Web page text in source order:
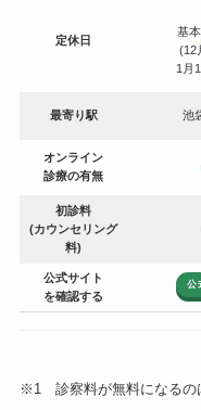
定休日
基
(12
1月
最寄り駅 池
オンライン
診療の有無
初診料
(カウンセリング
料)
公式サイト
を確認する
公
※1 診察料が無料になるの